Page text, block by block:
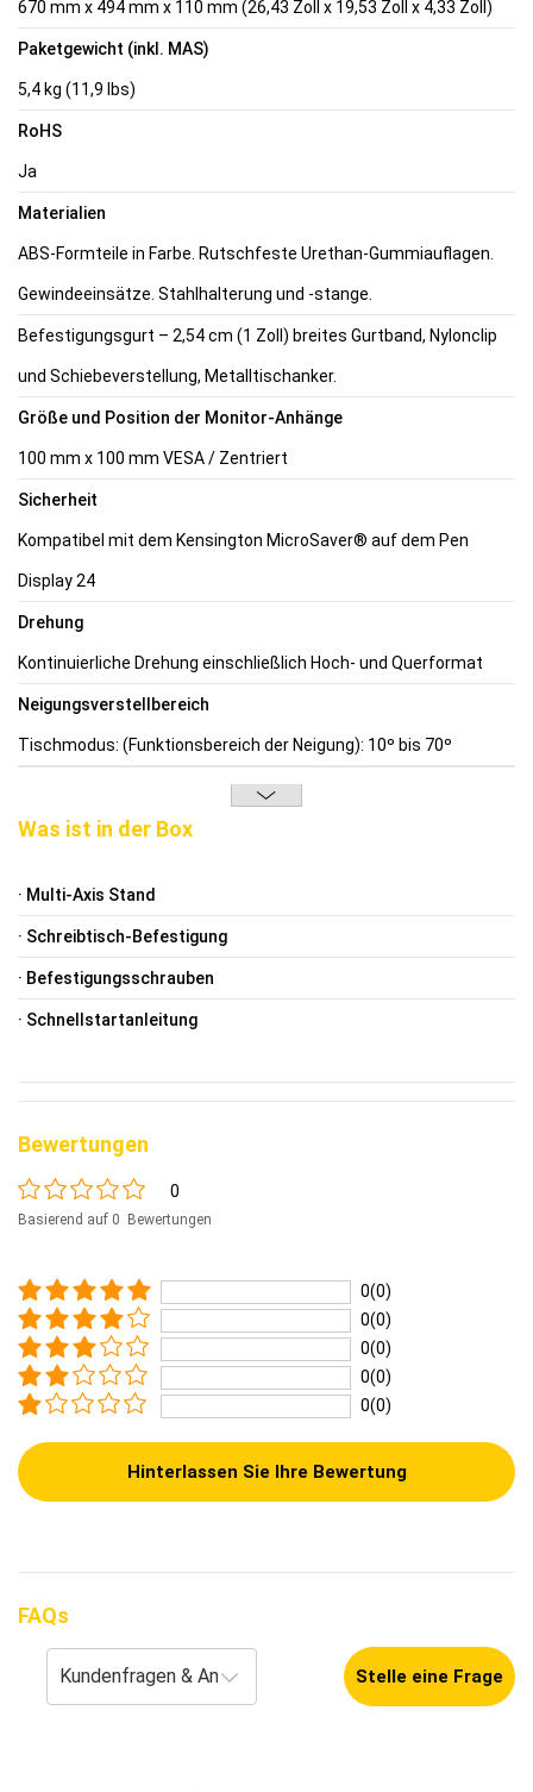
670 mm x 494 mm x 110 mm (26,43 Zoll x 19,53 Zoll x 4,33 Zoll)
Paketgewicht (inkl. MAS)
5,4 kg (11,9 lbs)
RoHS
Ja
Materialien
ABS-Formteile in Farbe. Rutschfeste Urethan-Gummiauflagen.
Gewindeeinsätze. Stahlhalterung und -stange.
Befestigungsgurt – 2,54 cm (1 Zoll) breites Gurtband, Nylonclip
und Schiebeverstellung, Metalltischanker.
Größe und Position der Monitor-Anhänge
100 mm x 100 mm VESA / Zentriert
Sicherheit
Kompatibel mit dem Kensington MicroSaver® auf dem Pen
Display 24
Drehung
Kontinuierliche Drehung einschließlich Hoch- und Querformat
Neigungsverstellbereich
Tischmodus: (Funktionsbereich der Neigung): 10º bis 70º
Was ist in der Box
· Multi-Axis Stand
· Schreibtisch-Befestigung
· Befestigungsschrauben
· Schnellstartanleitung
Bewertungen
0
Basierend auf 0 Bewertungen
0(0)
0(0)
0(0)
0(0)
0(0)
Hinterlassen Sie Ihre Bewertung
FAQs
Stelle eine Frage